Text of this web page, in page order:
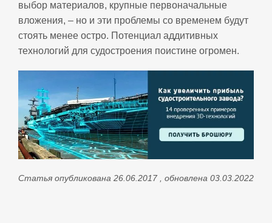
выбор материалов, крупные первоначальные
вложения, – но и эти проблемы со временем будут
стоять менее остро. Потенциал аддитивных
технологий для судостроения поистине огромен.
Статья опубликована 26.06.2017 , обновлена 03.03.2022